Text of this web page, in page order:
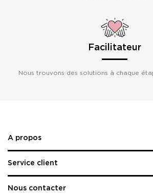
Facilitateur
Nous trouvons des solutions à chaque
A propos
Service client
Nous contacter